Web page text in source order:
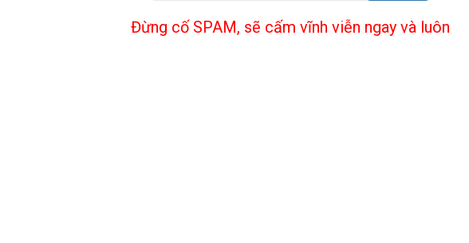
Đừng cố SPAM, sẽ cấm vĩnh viễn ngay và luôn